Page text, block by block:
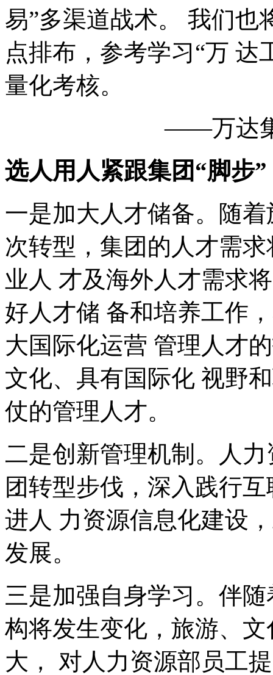
易”多渠道战术。 我们也
点排布，参考学习“万 达
量化考核。
——万达
选人用人紧跟集团 “脚步”
一是加大人才储备。随
次转型，集团的人才需
业人 才及海外人才需求
好人才储 备和培养工作
大国际化运营 管理人才
文化、具有国际化 视野
仗的管理人才。
二是创新管理机制。人
团转型步伐，深入践行
进人 力资源信息化建设
发展。
三是加强自身学习。伴
构将发生变化，旅游、
大， 对人力资源部员工